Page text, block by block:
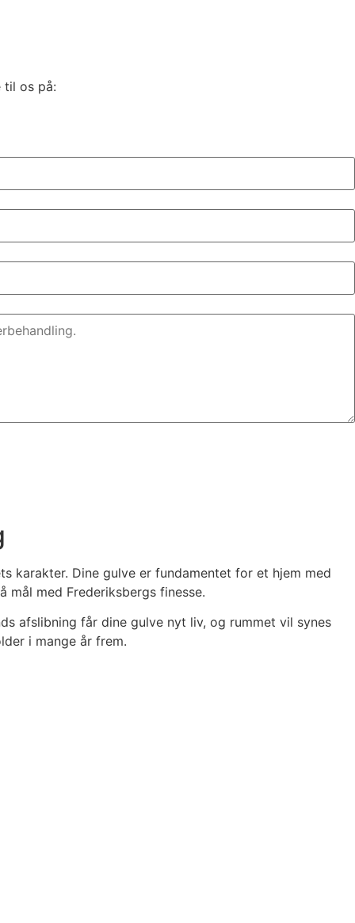
til os på:
karakter. Dine gulve er fundamentet for et hjem med
med Frederiksbergs finesse.
afslibning får dine gulve nyt liv, og rummet vil synes
i mange år frem.